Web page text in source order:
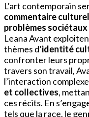
L’art contemporain
commentaire culturel
problèmes sociétaux
Leana Avant
thèmes d’identité
confronter leurs
travers son travail,
l’interaction
et collectives,
ces récits. En
tels que la race, le